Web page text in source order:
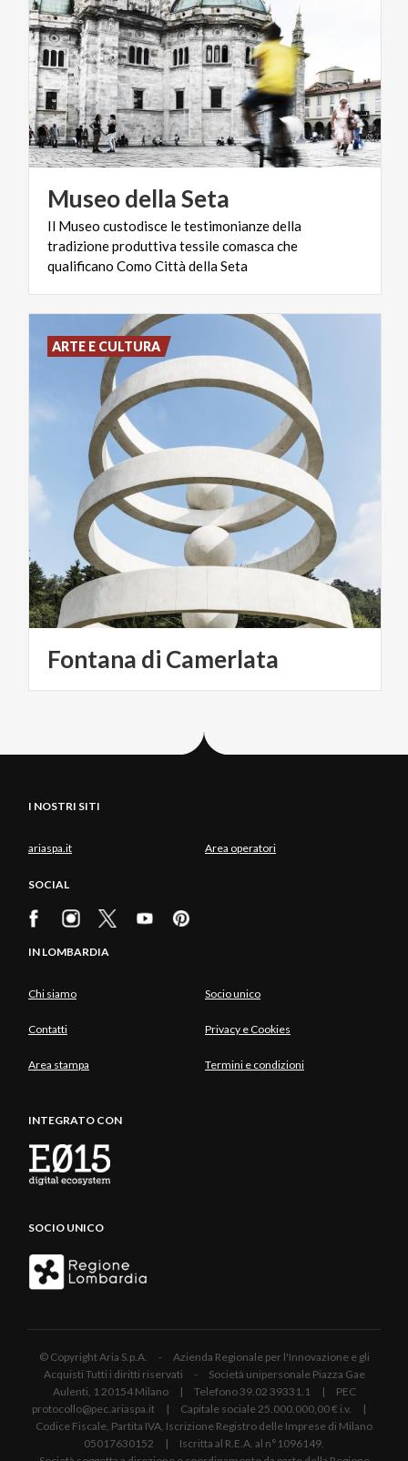
MuseodellaSeta
Il Museo custodisce le testimonianze della
tradizione produttiva tessile comasca che
qualificano Como Città della Seta
Fontana di Camerlata
ARTE E CULTURA
Load
I NOSTRI SITI
ariaspa.it Area operatori
SOCIAL
IN LOMBARDIA
Chi siamo Socio unico
Contatti Privacy e Cookies
Area stampa Termini e condizioni
INTEGRATO CON
SOCIO UNICO
© Copyright Aria S.p.A. - Azienda Regionale per l'Innovazione e gli
Acquisti Tutti i diritti riservati - Società unipersonale Piazza Gae
Aulenti, 1 20154 Milano | Telefono 39.02 39331.1 | PEC
protocollo@pec.ariaspa.it | Capitale sociale 25.000.000,00 € i.v. |
Codice Fiscale, Partita IVA, Iscrizione Registro delle Imprese di Milano
05017630152 | Iscritta al R.E.A. al n°1096149.